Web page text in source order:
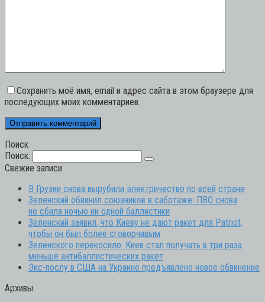
Сохранить моё имя, email и адрес сайта в этом браузере для
последующих моих комментариев.
Поиск
Поиск:
Свежие записи
В Грузии снова вырубили электричество по всей стране
Зеленский обвинил союзников в саботаже: ПВО снова
не сбила ночью ни одной баллистики
Зеленский заявил, что Киеву не дают ракет для Patriot,
чтобы он был более сговорчивым
Зеленского перекосило: Киев стал получать в три раза
меньше антибаллистических ракет
Экс-послу в США на Украине предъявлено новое обвинение
Архивы